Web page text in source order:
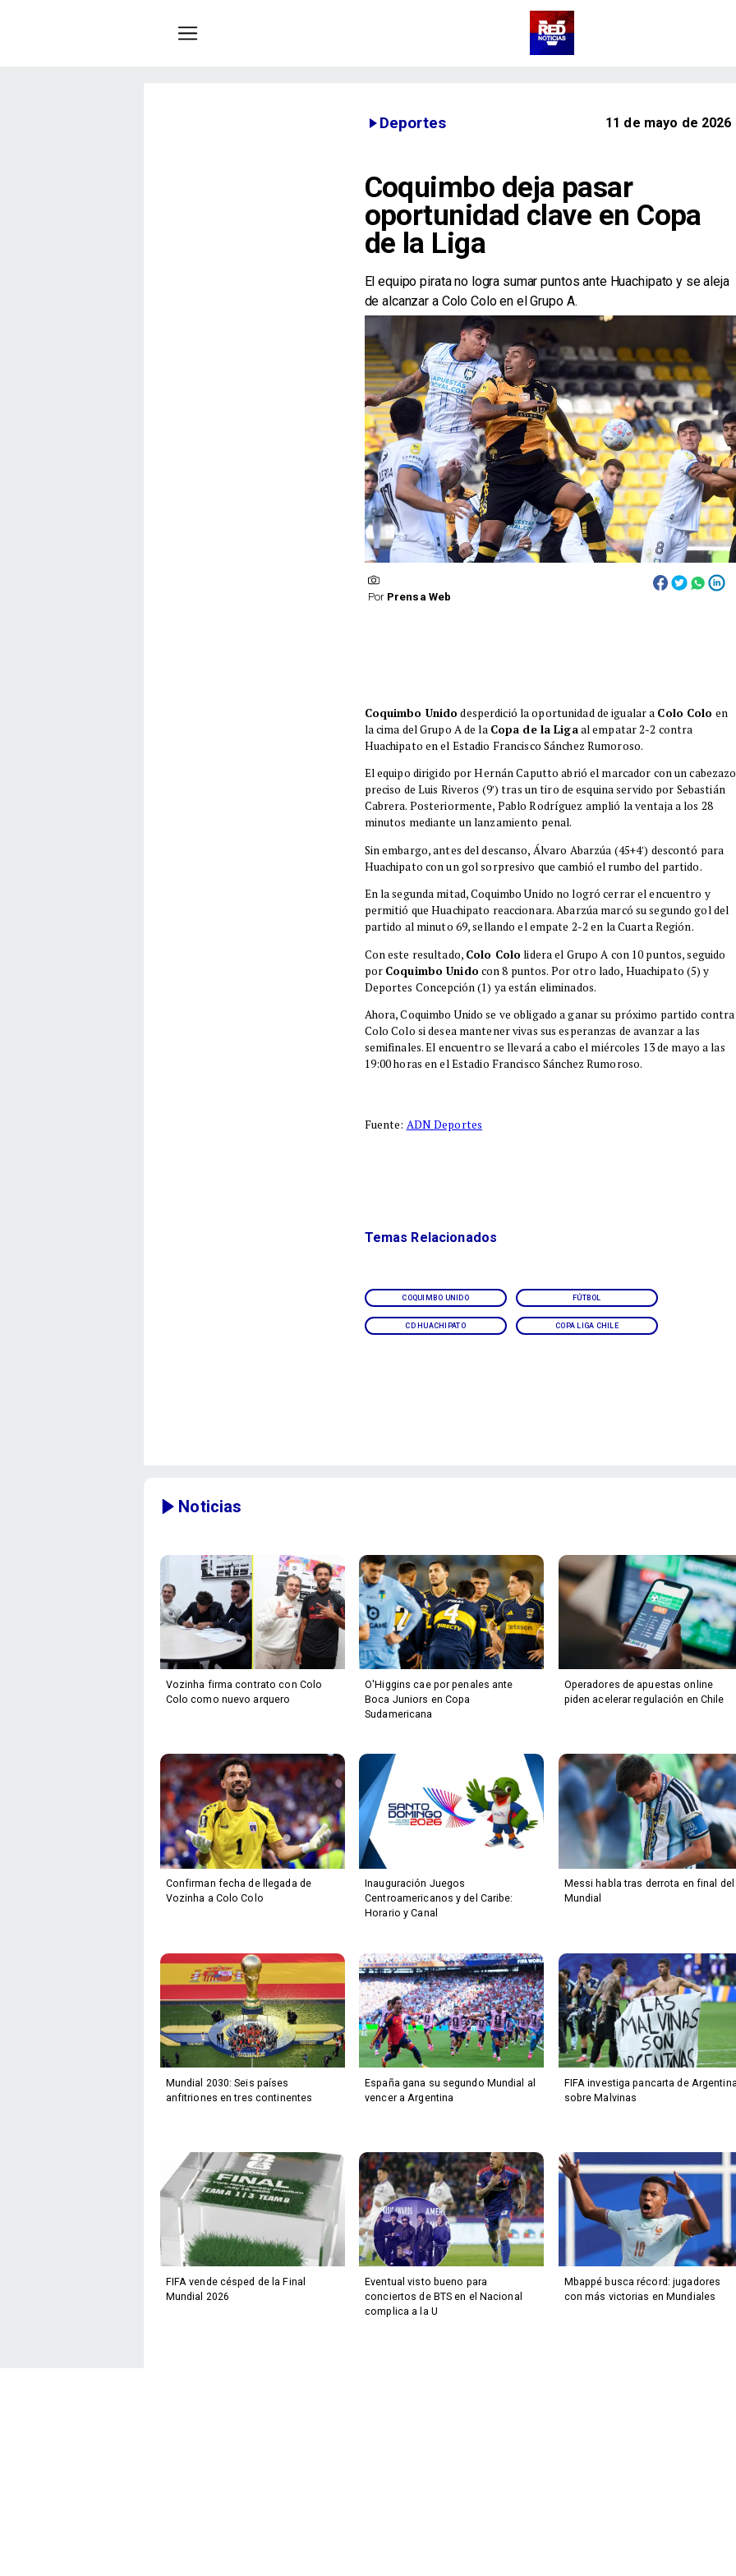
Deportes 11 de mayo de 2026
Coquimbo deja pasar
oportunidad clave en Copa
de la Liga
El equipo pirata no logra sumar puntos ante Huachipato y se aleja
de alcanzar a Colo Colo en el Grupo A.
Por Prensa Web
Coquimbo Unido desperdició la oportunidad de igualar a Colo Colo en
la cima del Grupo A de la Copa de la Ligaal empatar 2-2 contra
Huachipato en el Estadio Francisco Sánchez Rumoroso.
El equipo dirigido por Hernán Caputto abrió el marcador con un cabezazo
preciso de Luis Riveros (9′) tras un tiro de esquina servido por Sebastián
Cabrera. Posteriormente, Pablo Rodríguez amplió la ventaja a los 28
minutos mediante un lanzamiento penal.
Sin embargo, antes del descanso, Álvaro Abarzúa (45+4′) descontó para
Huachipato con un gol sorpresivo que cambió el rumbo del partido.
En la segunda mitad, Coquimbo Unido no logró cerrar el encuentro y
permitió que Huachipato reaccionara. Abarzúa marcó su segundo gol del
partido al minuto 69, sellando el empate 2-2 en la Cuarta Región.
Con este resultado, Colo Colo lidera el Grupo A con 10 puntos, seguido
por Coquimbo Unido con 8 puntos. Por otro lado, Huachipato (5) y
Deportes Concepción (1) ya están eliminados.
Ahora, Coquimbo Unido se ve obligado a ganar su próximo partido contra
Colo Colo si desea mantener vivas sus esperanzas de avanzar a las
semifinales. El encuentro se llevará a cabo el miércoles 13 de mayo a las
19:00 horas en el Estadio Francisco Sánchez Rumoroso.
Fuente: ADN Deportes
COQUIMBO UNIDO FÚTBOL
CD HUACHIPATO COPA LIGA CHILE
Temas Relacionados
Noticias
Vozinha firma contrato con Colo
Colo como nuevo arquero
O'Higgins cae por penales ante
Boca Juniors en Copa
Sudamericana
Operadores de apuestas online
piden acelerar regulación en Chile
Confirman fecha de llegada de
Vozinha a Colo Colo
Inauguración Juegos
Centroamericanos y del Caribe:
Horario y Canal
Messi habla tras derrota en final del
Mundial
Mundial 2030: Seis países
anfitriones en tres continentes
España gana su segundo Mundial al
vencer a Argentina
FIFA investiga pancarta de
sobre Malvinas
FIFA vende césped de la Final
Mundial 2026
Eventual visto bueno para
conciertos de BTS en el Nacional
complica a la U
Mbappé busca récord: jugadores
con más victorias en Mundiales